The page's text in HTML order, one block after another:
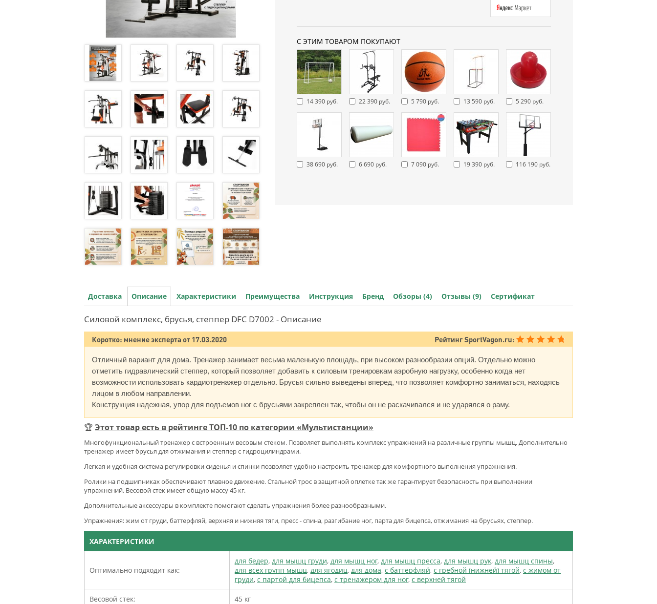
С ЭТИМ ТОВАРОМ ПОКУПАЮТ
14 390 руб. 22 390 руб. 5 790 руб. 13 590 руб. 5 290 руб.
38 690 руб. 6 690 руб. 7 090 руб. 19 390 руб. 116 190 руб.
Доставка Описание Характеристики Преимущества Инструкция Бренд Обзоры (4) Отзывы (9) Сертификат
Силовой комплекс, брусья, степпер DFC D7002 - Описание
Коротко: мнение эксперта от 17.03.2020 Рейтинг SportVagon.ru:
Отличный вариант для дома. Тренажер занимает весьма маленькую площадь, при высоком разнообразии опций. Отдельно можно
отметить гидравлический степпер, который позволяет добавить к силовым тренировкам аэробную нагрузку, особенно когда нет
возможности использовать кардиотренажер отдельно. Брусья сильно выведены вперед, что позволяет комфортно заниматься, находясь
лицом в любом направлении.
Конструкция надежная, упор для подъемов ног с брусьями закреплен так, чтобы он не раскачивался и не ударялся о раму.
🏆 Этот товар есть в рейтинге ТОП-10 по категории «Мультистанции»
Многофункциональный тренажер с встроенным весовым стеком. Позволяет выполнять комплекс упражнений на различные группы мышц. Дополнительно
тренажер имеет брусья для отжимания и степпер с гидроцилиндрами.
Легкая и удобная система регулировки сиденья и спинки позволяет удобно настроить тренажер для комфортного выполнения упражнения.
Ролики на подшипниках обеспечивают плавное движение. Стальной трос в защитной оплетке так же гарантирует безопасность при выполнении
упражнений. Весовой стек имеет общую массу 45 кг.
Дополнительные аксессуары в комплекте помогают сделать упражнения более разнообразными.
Упражнения:жим от груди, баттерфляй, верхняя и нижняя тяги, пресс - спина, разгибание ног, парта для бицепса, отжимания на брусьях, степпер.
ХАРАКТЕРИСТИКИ
Оптимально подходит как:
для бедер, для мышц груди, для мышц ног, для мышц пресса, для мышц рук, для мышц спины,
для всех групп мышц, для ягодиц, для дома, с баттерфляй, с гребной (нижней) тягой, с жимом от
груди, с партой для бицепса, с тренажером для ног, с верхней тягой
Весовой стек: 45 кг